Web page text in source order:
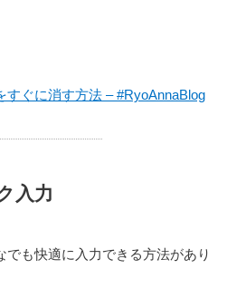
すぐに消す方法 – #RyoAnnaBlog
入力
も快適に入力できる方法があり